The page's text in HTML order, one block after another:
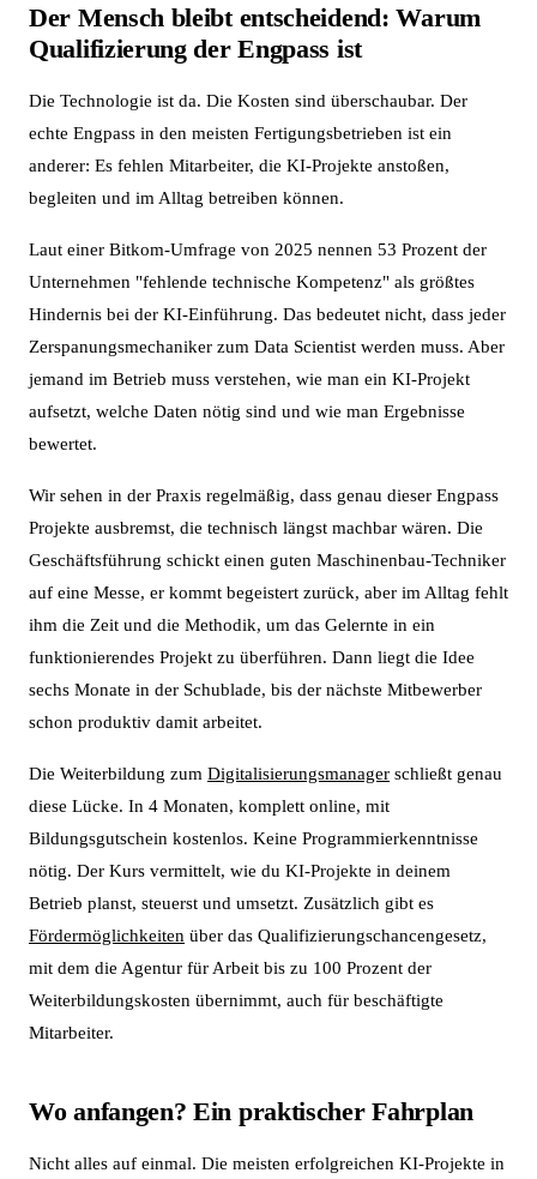
Der Mensch bleibt entscheidend: Warum
Qualifizierung der Engpass ist
Die Technologie ist da. Die Kosten sind überschaubar. Der
echte Engpass in den meisten Fertigungsbetrieben ist ein
anderer: Es fehlen Mitarbeiter, die KI-Projekte anstoßen,
begleiten und im Alltag betreiben können.
Laut einer Bitkom-Umfrage von 2025 nennen 53 Prozent der
Unternehmen "fehlende technische Kompetenz" als größtes
Hindernis bei der KI-Einführung. Das bedeutet nicht, dass jeder
Zerspanungsmechaniker zum Data Scientist werden muss. Aber
jemand im Betrieb muss verstehen, wie man ein KI-Projekt
aufsetzt, welche Daten nötig sind und wie man Ergebnisse
bewertet.
Wir sehen in der Praxis regelmäßig, dass genau dieser Engpass
Projekte ausbremst, die technisch längst machbar wären. Die
Geschäftsführung schickt einen guten Maschinenbau-Techniker
auf eine Messe, er kommt begeistert zurück, aber im Alltag fehlt
ihm die Zeit und die Methodik, um das Gelernte in ein
funktionierendes Projekt zu überführen. Dann liegt die Idee
sechs Monate in der Schublade, bis der nächste Mitbewerber
schon produktiv damit arbeitet.
Die Weiterbildung zum Digitalisierungsmanager schließt genau
diese Lücke. In 4 Monaten, komplett online, mit
Bildungsgutschein kostenlos. Keine Programmierkenntnisse
nötig. Der Kurs vermittelt, wie du KI-Projekte in deinem
Betrieb planst, steuerst und umsetzt. Zusätzlich gibt es
Fördermöglichkeiten über das Qualifizierungschancengesetz,
mit dem die Agentur für Arbeit bis zu 100 Prozent der
Weiterbildungskosten übernimmt, auch für beschäftigte
Mitarbeiter.
Wo anfangen? Ein praktischer Fahrplan
Nicht alles auf einmal. Die meisten erfolgreichen KI-Projekte in